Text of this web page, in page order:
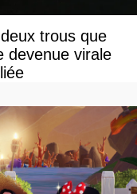
trous que
devenue virale